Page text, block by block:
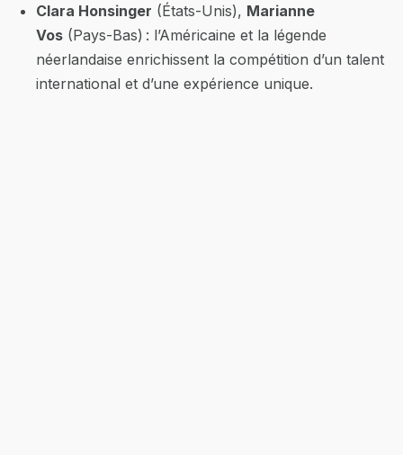
Clara Honsinger (États-Unis), Marianne
Vos (Pays-Bas) : l’Américaine et la légende
néerlandaise enrichissent la compétition d’un talent
international et d’une expérience unique.